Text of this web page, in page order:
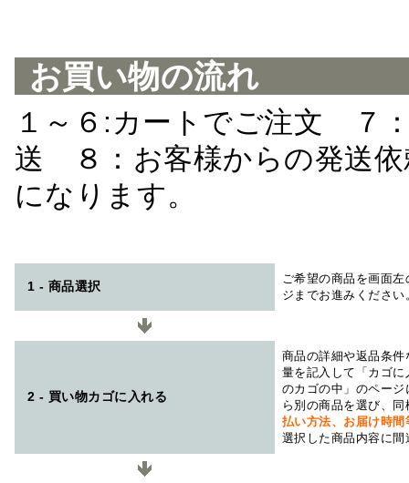
お買い物の流れ
１～６:カートでご注文 ７
送 ８：お客様からの発送
になります。
1 - 商品選択
ご希望の商品を画面
ジまでお進みください
2 - 買い物カゴに入れる
商品の詳細や返品条
量を記入して「カゴ
のカゴの中」のペー
ら別の商品を選び、
払い方法、お届け時
選択した商品内容に